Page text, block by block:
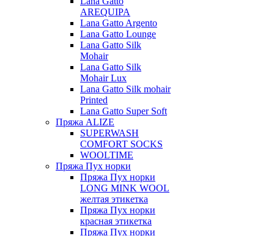
AREQUIPA
Lana Gatto Argento
Lana Gatto Lounge
Lana Gatto Silk
Mohair
Lana Gatto Silk
Mohair Lux
Lana Gatto Silk mohair
Printed
Lana Gatto Super Soft
Пряжа ALIZE
SUPERWASH
COMFORT SOCKS
WOOLTIME
Пряжа Пух норки
Пряжа Пух норки
LONG MINK WOOL
желтая этикетка
Пряжа Пух норки
красная этикетка
Пряжа Пух норки